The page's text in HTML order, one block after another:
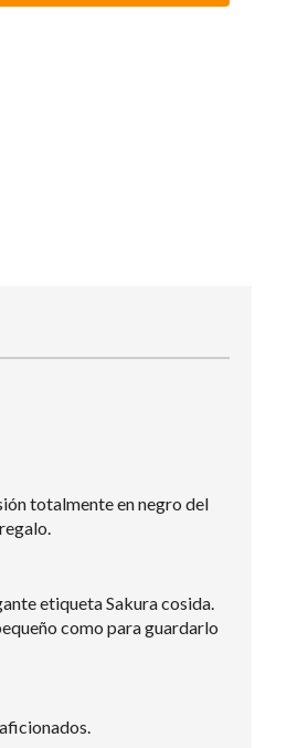
totalmente en negro del
etiqueta Sakura cosida.
como para guardarlo